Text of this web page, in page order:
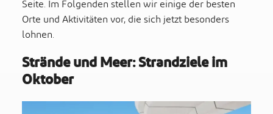
Seite. Im Folgenden stellen wir einige der besten
Orte und Aktivitäten vor, die sich jetzt besonders
lohnen.
Strände und Meer: Strandziele im
Oktober